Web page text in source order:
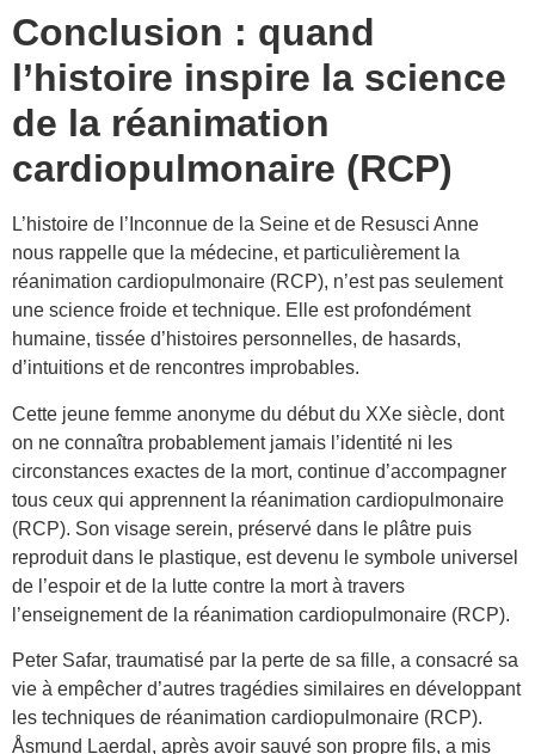
Conclusion : quand
l’histoire inspire la science
de la réanimation
cardiopulmonaire (RCP)
L’histoire de l’Inconnue de la Seine et de Resusci Anne
nous rappelle que la médecine, et particulièrement la
réanimation cardiopulmonaire (RCP), n’est pas seulement
une science froide et technique. Elle est profondément
humaine, tissée d’histoires personnelles, de hasards,
d’intuitions et de rencontres improbables.
Cette jeune femme anonyme du début du XXe siècle, dont
on ne connaîtra probablement jamais l’identité ni les
circonstances exactes de la mort, continue d’accompagner
tous ceux qui apprennent la réanimation cardiopulmonaire
(RCP). Son visage serein, préservé dans le plâtre puis
reproduit dans le plastique, est devenu le symbole universel
de l’espoir et de la lutte contre la mort à travers
l’enseignement de la réanimation cardiopulmonaire (RCP).
Peter Safar, traumatisé par la perte de sa fille, a consacré sa
vie à empêcher d’autres tragédies similaires en développant
les techniques de réanimation cardiopulmonaire (RCP).
Åsmund Laerdal, après avoir sauvé son propre fils, a mis